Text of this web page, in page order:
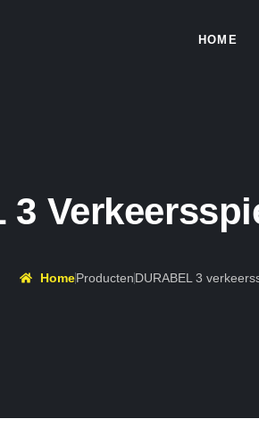
HOME
3
HomeProductenDURABEL 3